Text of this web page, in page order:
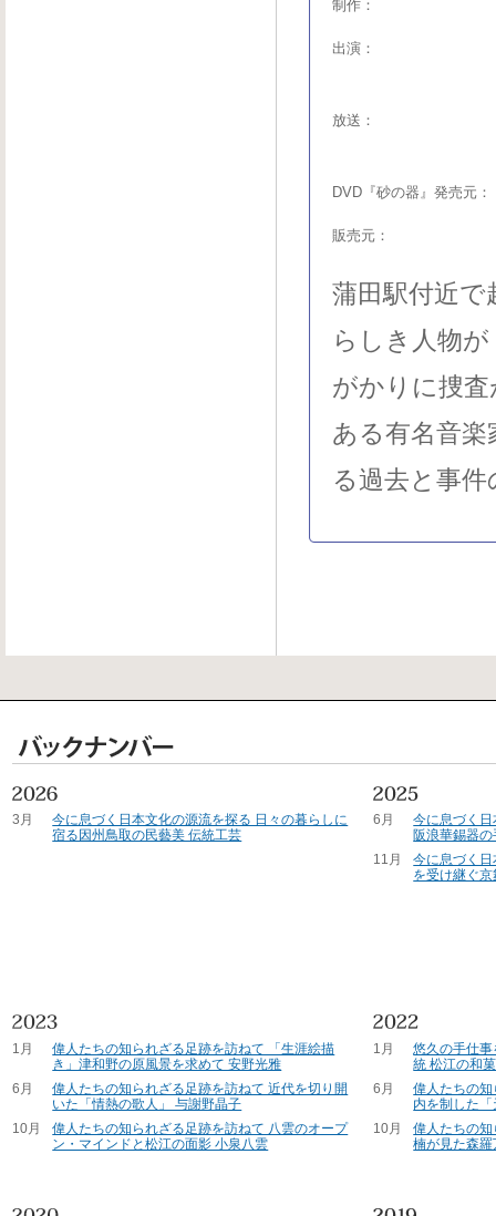
制作：
出演：
放送：
DVD『砂の器』発売元：
販売元：
蒲田駅付近で
らしき人物
がかりに捜
ある有名音
る過去と事
3月
今に息づく日本文化の源流を探る 日々の暮らしに
宿る因州鳥取の民藝美 伝統工芸
6月
今に息づく
阪浪華錫器
11月
今に息づく
を受け継ぐ
1月
偉人たちの知られざる足跡を訪ねて 「生涯絵描
き」津和野の原風景を求めて 安野光雅
6月
偉人たちの知られざる足跡を訪ねて 近代を切り開
いた「情熱の歌人」 与謝野晶子
10月
偉人たちの知られざる足跡を訪ねて 八雲のオープ
ン・マインドと松江の面影 小泉八雲
1月
悠久の手仕
統 松江の和
6月
偉人たちの
内を制した
10月
偉人たちの
楠が見た森